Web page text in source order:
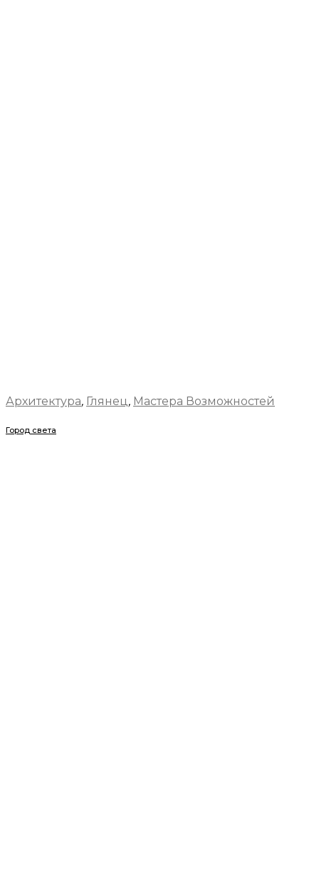
Архитектура, Глянец, Мастера Возможностей
Город света